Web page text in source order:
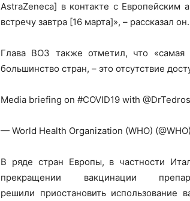
AstraZeneca] в контакте с Европейским
встречу завтра [16 марта]», – рассказал он.
Глава ВОЗ также отметил, что «самая
большинство стран, – это отсутствие
Media briefing on #COVID19 with
— World Health Organization (WHO)
В ряде стран Европы, в частности
прекращении вакцинации
решили приостановить